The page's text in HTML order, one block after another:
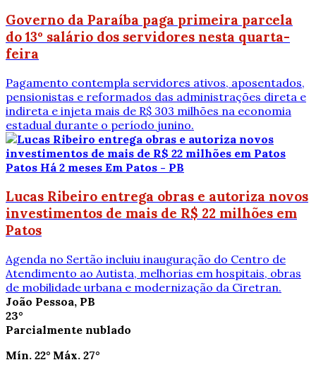
Governo da Paraíba paga primeira parcela
do 13º salário dos servidores nesta quarta-
feira
Pagamento contempla servidores ativos, aposentados,
pensionistas e reformados das administrações direta e
indireta e injeta mais de R$ 303 milhões na economia
estadual durante o período junino.
Patos Há 2 meses Em Patos - PB
Lucas Ribeiro entrega obras e autoriza novos
investimentos de mais de R$ 22 milhões em
Patos
Agenda no Sertão incluiu inauguração do Centro de
Atendimento ao Autista, melhorias em hospitais, obras
de mobilidade urbana e modernização da Ciretran.
João Pessoa, PB
23°
Parcialmente nublado
Mín. 22° Máx. 27°